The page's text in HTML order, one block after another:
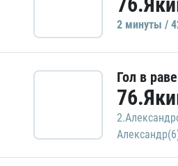
2 минуты /
Гол в